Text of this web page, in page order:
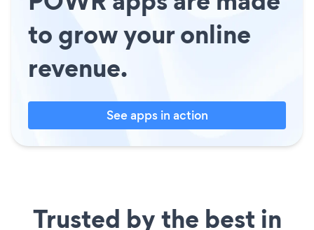
to grow your online
revenue.
See apps in action
Trusted by the best in